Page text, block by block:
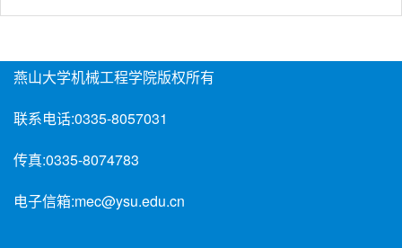
燕山大学机械工程学院版权所有
联系电话:0335-8057031
传真:0335-8074783
电子信箱:mec@ysu.edu.cn